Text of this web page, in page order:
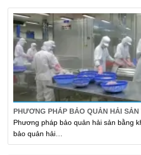
PHƯƠNG PHÁP BẢO QUẢN HẢI
Phương pháp bảo quản hải sản bằng
bảo quản hải…